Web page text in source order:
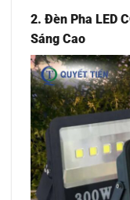
2. Đèn Pha LED
Sáng Cao